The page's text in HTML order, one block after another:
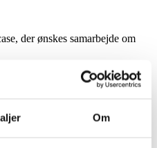
Om
der ønskes samarbejde om